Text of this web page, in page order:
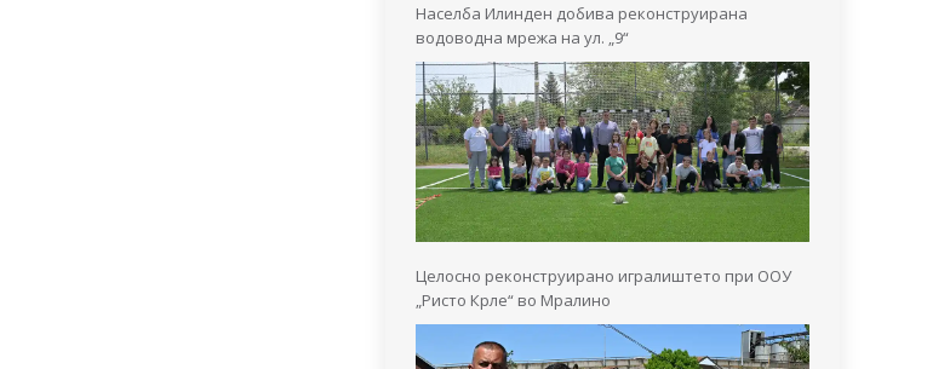
Населба Илинден добива реконструирана
водоводна мрежа на ул. „9“
Целосно реконструирано игралиштето при ООУ
„Ристо Крле“ во Мралино